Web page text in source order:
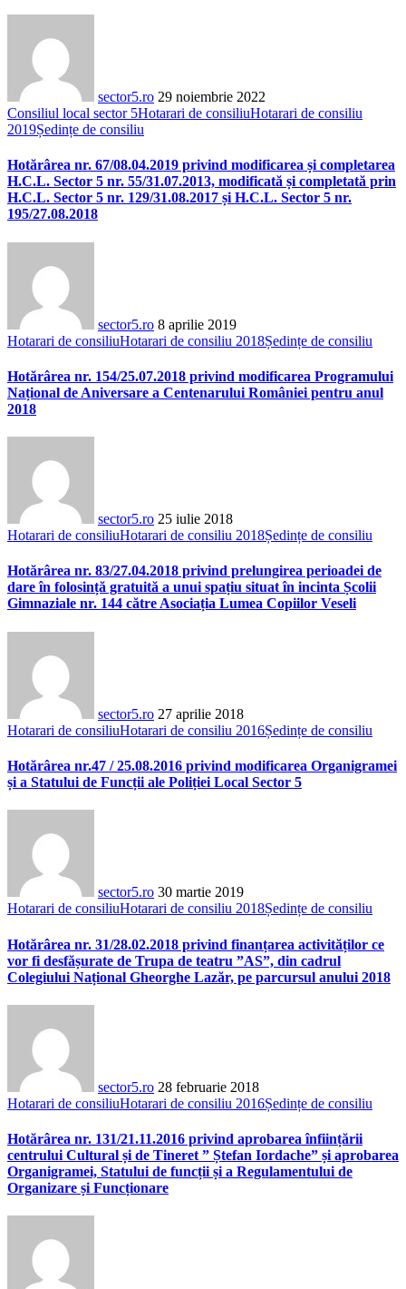
sector5.ro 29 noiembrie 2022
Consiliul local sector 5Hotarari de consiliuHotarari de consiliu
2019Ședințe de consiliu
Hotărârea nr. 67/08.04.2019 privind modificarea și completarea
H.C.L. Sector 5 nr. 55/31.07.2013, modificată și completată prin
H.C.L. Sector 5 nr. 129/31.08.2017 și H.C.L. Sector 5 nr.
195/27.08.2018
sector5.ro 8 aprilie 2019
Hotarari de consiliuHotarari de consiliu 2018Ședințe de consiliu
Hotărârea nr. 154/25.07.2018 privind modificarea Programului
Național de Aniversare a Centenarului României pentru anul
2018
sector5.ro 25 iulie 2018
Hotarari de consiliuHotarari de consiliu 2018Ședințe de consiliu
Hotărârea nr. 83/27.04.2018 privind prelungirea perioadei de
dare în folosință gratuită a unui spațiu situat în incinta Școlii
Gimnaziale nr. 144 către Asociația Lumea Copiilor Veseli
sector5.ro 27 aprilie 2018
Hotarari de consiliuHotarari de consiliu 2016Ședințe de consiliu
Hotărârea nr.47 / 25.08.2016 privind modificarea Organigramei
și a Statului de Funcții ale Poliției Local Sector 5
sector5.ro 30 martie 2019
Hotarari de consiliuHotarari de consiliu 2018Ședințe de consiliu
Hotărârea nr. 31/28.02.2018 privind finanțarea activităților ce
vor fi desfășurate de Trupa de teatru ”AS”, din cadrul
Colegiului Național Gheorghe Lazăr, pe parcursul anului 2018
sector5.ro 28 februarie 2018
Hotarari de consiliuHotarari de consiliu 2016Ședințe de consiliu
Hotărârea nr. 131/21.11.2016 privind aprobarea înființării
centrului Cultural și de Tineret ” Ștefan Iordache” și aprobarea
Organigramei, Statului de funcții și a Regulamentului de
Organizare și Funcționare